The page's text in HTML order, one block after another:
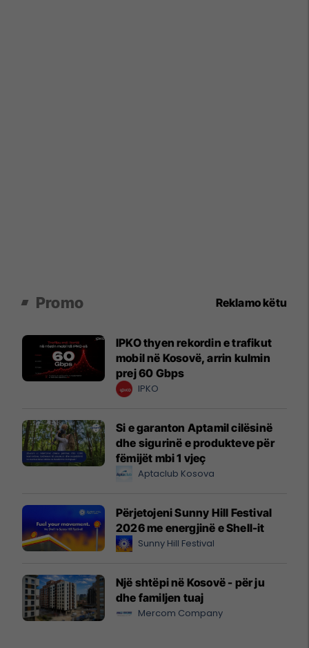
Promo Reklamo këtu
IPKO thyen rekordin e trafikut
mobil në Kosovë, arrin kulmin
prej 60 Gbps
IPKO
Si e garanton Aptamil cilësinë
dhe sigurinë e produkteve për
fëmijët mbi 1 vjeç
Aptaclub Kosova
Përjetojeni Sunny Hill Festival
2026 me energjinë e Shell-it
Sunny Hill Festival
Një shtëpi në Kosovë - për ju
dhe familjen tuaj
Mercom Company